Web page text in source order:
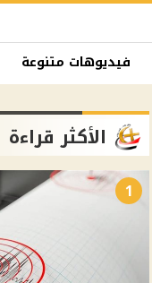
فيديوهات متنوعة
الأكثر قراءة
1